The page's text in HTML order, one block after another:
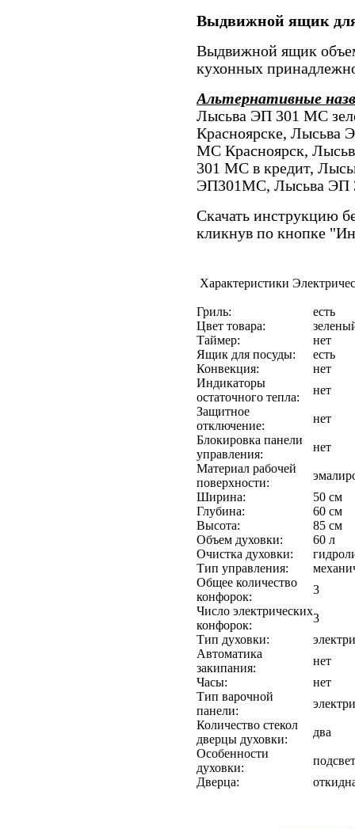
Выдвижной ящик
Выдвижной ящик
кухонных
Альтернативные
Лысьва ЭП 301 МС
Красноярске, Лысьва
МС Красноярск,
301 МС в кредит,
ЭП301МС, Лысьва ЭП
Скачать инструкцию
кликнув по кнопке
Характеристики
Гриль:
есть
Цвет товара:
Таймер:
нет
Ящик для посуды:
есть
Конвекция:
нет
Индикаторы
остаточного тепла:
нет
Защитное
отключение:
нет
Блокировка панели
управления:
нет
Материал рабочей
поверхности:
Ширина:
50 см
Глубина:
60 см
Высота:
85 см
Объем духовки:
60 л
Очистка духовки:
Тип управления:
Общее количество
конфорок:
3
Число электрических
конфорок:
3
Тип духовки:
Автоматика
закипания:
нет
Часы:
нет
Тип варочной
панели:
Количество стекол
дверцы духовки:
два
Особенности
духовки:
Дверца: